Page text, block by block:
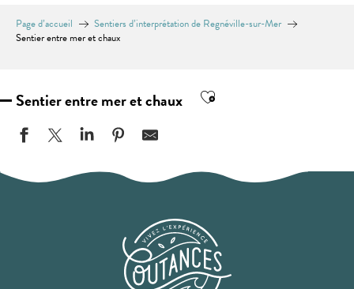
Page d’accueil
Sentiers d’interprétation de Regnéville-sur-Mer
Sentier entre mer et chaux
Sentier entre mer et chaux Ajouter aux favoris